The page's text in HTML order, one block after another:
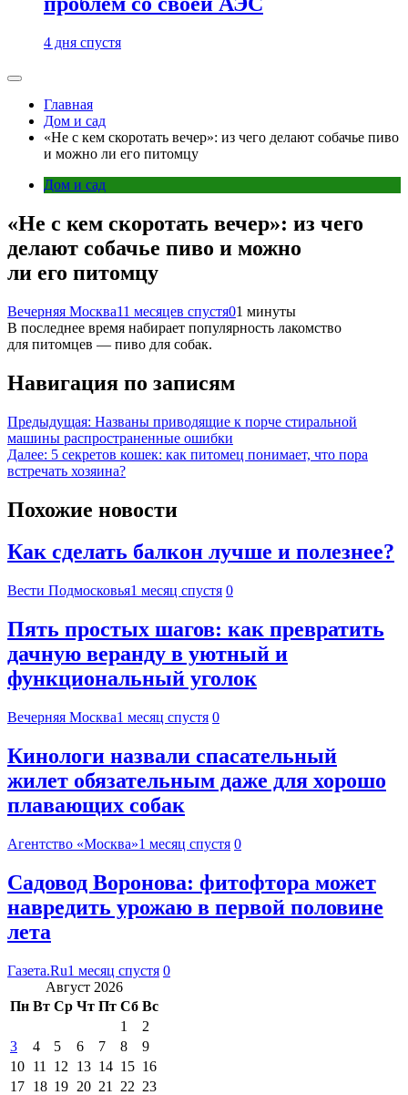
4 дня спустя
Главная
Дом и сад
«Не с кем скоротать вечер»: из чего делают собачье пиво
и можно ли его питомцу
Дом и сад
«Не с кем скоротать вечер»: из чего
делают собачье пиво и можно
ли его питомцу
Вечерняя Москва11 месяцев спустя01 минуты
В последнее время набирает популярность лакомство
для питомцев — пиво для собак.
Навигация по записям
Предыдущая: Названы приводящие к порче стиральной
машины распространенные ошибки
Далее: 5 секретов кошек: как питомец понимает, что пора
встречать хозяина?
Похожие новости
Как сделать балкон лучше и полезнее?
Вести Подмосковья1 месяц спустя 0
Пять простых шагов: как превратить
дачную веранду в уютный и
функциональный уголок
Вечерняя Москва1 месяц спустя 0
Кинологи назвали спасательный
жилет обязательным даже для хорошо
плавающих собак
Агентство «Москва»1 месяц спустя 0
Садовод Воронова: фитофтора может
навредить урожаю в первой половине
лета
Газета.Ru1 месяц спустя 0
Август 2026
Пн Вт Ср Чт Пт Сб Вс
1
2
3
4 5 6 7 8
9
10 11 12 13 14 15 16
17 18 19 20 21 22 23